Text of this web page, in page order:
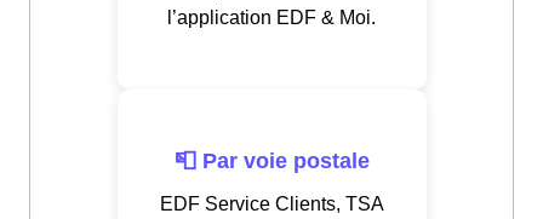
l’application EDF & Moi.
📮 Par voie postale
EDF Service Clients, TSA